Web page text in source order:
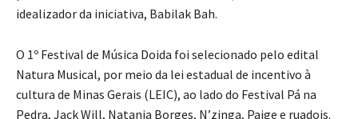
idealizador da iniciativa, Babilak Bah.
O 1º Festival de Música Doida foi selecionado pelo edital
Natura Musical, por meio da lei estadual de incentivo à
cultura de Minas Gerais (LEIC), ao lado do Festival Pá na
Pedra, Jack Will, Natania Borges, N’zinga, Paige e ruadois.